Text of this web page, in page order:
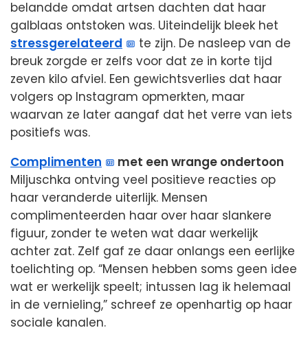
belandde omdat artsen dachten dat haar
galblaas ontstoken was. Uiteindelijk bleek het
stressgerelateerd
te zijn. De nasleep van de
breuk zorgde er zelfs voor dat ze in korte tijd
zeven kilo afviel. Een gewichtsverlies dat haar
volgers op Instagram opmerkten, maar
waarvan ze later aangaf dat het verre van iets
positiefs was.
Complimenten
met een wrange ondertoon
Miljuschka ontving veel positieve reacties op
haar veranderde uiterlijk. Mensen
complimenteerden haar over haar slankere
figuur, zonder te weten wat daar werkelijk
achter zat. Zelf gaf ze daar onlangs een eerlijke
toelichting op. “Mensen hebben soms geen idee
wat er werkelijk speelt; intussen lag ik helemaal
in de vernieling,” schreef ze openhartig op haar
sociale kanalen.